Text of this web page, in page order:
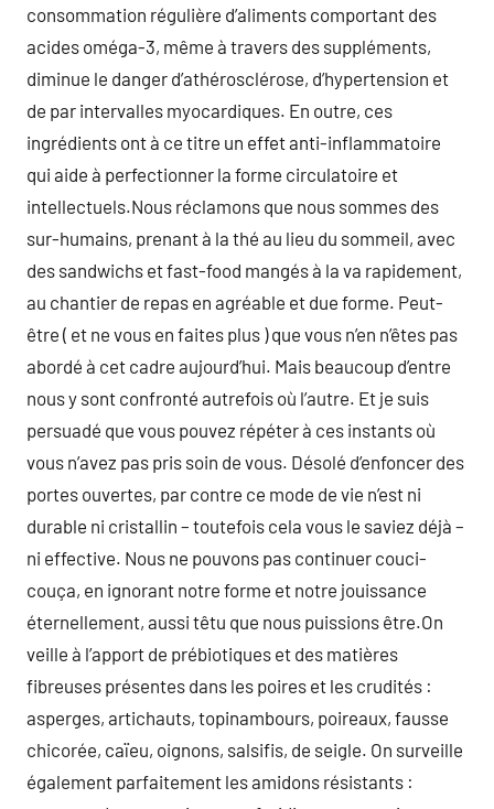
consommation régulière d’aliments comportant des
acides oméga-3, même à travers des suppléments,
diminue le danger d’athérosclérose, d’hypertension et
de par intervalles myocardiques. En outre, ces
ingrédients ont à ce titre un effet anti-inflammatoire
qui aide à perfectionner la forme circulatoire et
intellectuels.Nous réclamons que nous sommes des
sur-humains, prenant à la thé au lieu du sommeil, avec
des sandwichs et fast-food mangés à la va rapidement,
au chantier de repas en agréable et due forme. Peut-
être ( et ne vous en faites plus ) que vous n’en n’êtes pas
abordé à cet cadre aujourd’hui. Mais beaucoup d’entre
nous y sont confronté autrefois où l’autre. Et je suis
persuadé que vous pouvez répéter à ces instants où
vous n’avez pas pris soin de vous. Désolé d’enfoncer des
portes ouvertes, par contre ce mode de vie n’est ni
durable ni cristallin – toutefois cela vous le saviez déjà –
ni effective. Nous ne pouvons pas continuer couci-
couça, en ignorant notre forme et notre jouissance
éternellement, aussi têtu que nous puissions être.On
veille à l’apport de prébiotiques et des matières
fibreuses présentes dans les poires et les crudités :
asperges, artichauts, topinambours, poireaux, fausse
chicorée, caïeu, oignons, salsifis, de seigle. On surveille
également parfaitement les amidons résistants :